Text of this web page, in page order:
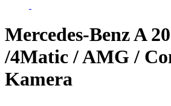
Mercedes-Benz A
/4Matic / AMG /
Kamera